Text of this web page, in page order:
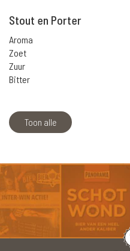
Stout en Porter
Aroma
Zoet
Zuur
Bitter
Toon alle